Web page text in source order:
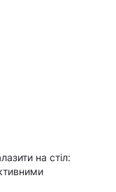
на стіл: